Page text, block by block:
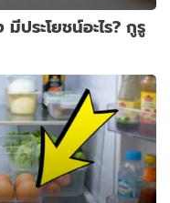
ประโยชน์อะไร? กูรู